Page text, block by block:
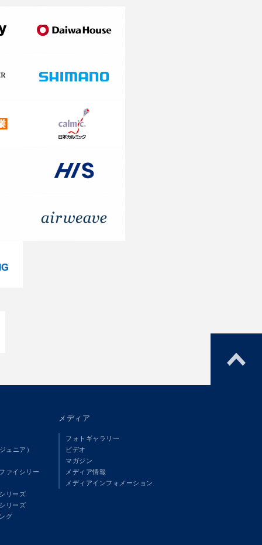
ュニア）
ァイシリー
リーズ
リーズ
グ
メディア
フォトギャラリー
ビデオ
マガジン
メディア情報
メディアインフォメーション